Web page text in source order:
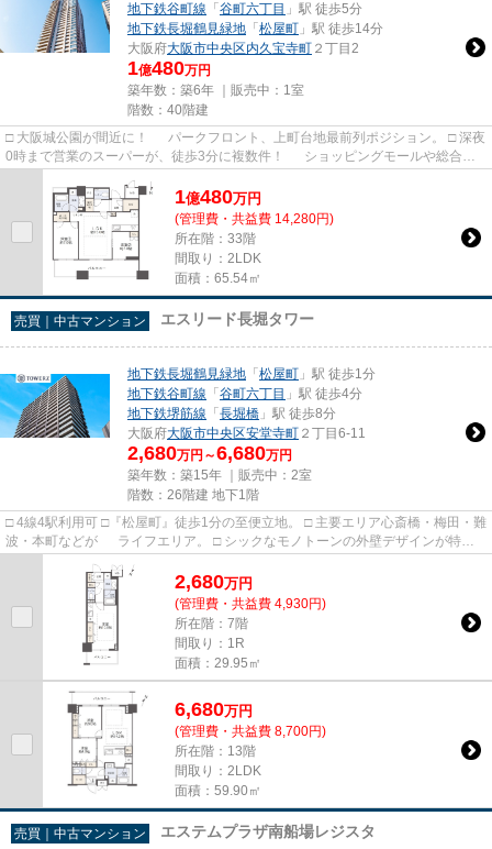
地下鉄谷町線 「 谷町六丁目 」駅 徒歩5分
地下鉄長堀鶴見緑地 「 松屋町 」駅 徒歩14分
大阪府大阪市中央区内久宝寺町 ２丁目2
1億480万円
築年数：築6年 ｜販売中： 1室
階数：40階建
□ 大阪城公園が間近に！ パークフロント、上町台地最前列ポジション。 □ 深夜
0時まで営業のスーパーが、徒歩3分に複数件！ ショッピングモールや総合病
1億480万円
(管理費・共益費 14,280円)
所在階：33階
間取り：2LDK
面積：65.54㎡
売買｜中古マンション エスリード長堀タワー
地下鉄長堀鶴見緑地 「 松屋町 」駅 徒歩1分
地下鉄谷町線 「 谷町六丁目 」駅 徒歩4分
地下鉄堺筋線 「 長堀橋 」駅 徒歩8分
大阪府大阪市中央区安堂寺町 ２丁目6-11
2,680万円～6,680万円
築年数：築15年 ｜販売中： 2室
階数：26階建 地下1階
□ 4線4駅利用可 □『松屋町』徒歩1分の至便立地。 □ 主要エリア心斎橋・梅田・難
波・本町などが ライフエリア。 □ シックなモノトーンの外壁デザインが特徴
2,680万円
(管理費・共益費 4,930円)
所在階：7階
間取り：1R
面積：29.95㎡
6,680万円
(管理費・共益費 8,700円)
所在階：13階
間取り：2LDK
面積：59.90㎡
売買｜中古マンション エステムプラザ南船場レジスタ